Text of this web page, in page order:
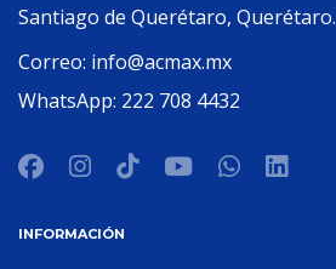
Santiago de Querétaro, Querétaro.
Correo: info@acmax.mx
WhatsApp: 222 708 4432
INFORMACIÓN